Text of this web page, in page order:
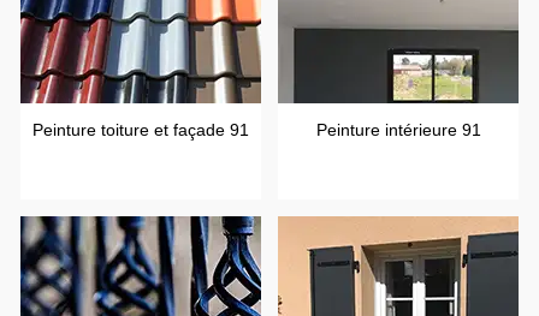
Peinture toiture et façade 91 Peinture intérieure 91